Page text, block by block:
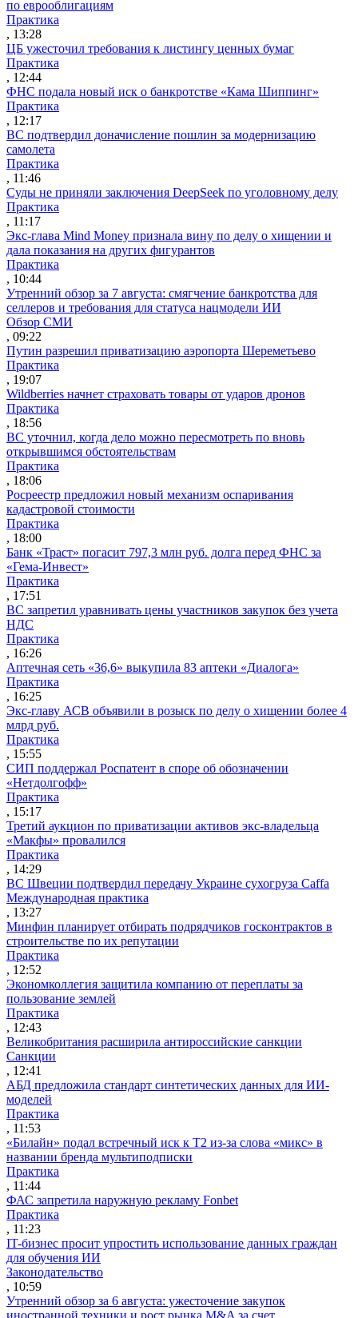
по еврооблигациям
Практика
, 13:28
ЦБ ужесточил требования к листингу ценных бумаг
Практика
, 12:44
ФНС подала новый иск о банкротстве «Кама Шиппинг»
Практика
, 12:17
ВС подтвердил доначисление пошлин за модернизацию
самолета
Практика
, 11:46
Суды не приняли заключения DeepSeek по уголовному делу
Практика
, 11:17
Экс-глава Mind Money признала вину по делу о хищении и
дала показания на других фигурантов
Практика
, 10:44
Утренний обзор за 7 августа: смягчение банкротства для
селлеров и требования для статуса нацмодели ИИ
Обзор СМИ
, 09:22
Путин разрешил приватизацию аэропорта Шереметьево
Практика
, 19:07
Wildberries начнет страховать товары от ударов дронов
Практика
, 18:56
ВС уточнил, когда дело можно пересмотреть по вновь
открывшимся обстоятельствам
Практика
, 18:06
Росреестр предложил новый механизм оспаривания
кадастровой стоимости
Практика
, 18:00
Банк «Траст» погасит 797,3 млн руб. долга перед ФНС за
«Гема-Инвест»
Практика
, 17:51
ВС запретил уравнивать цены участников закупок без учета
НДС
Практика
, 16:26
Аптечная сеть «36,6» выкупила 83 аптеки «Диалога»
Практика
, 16:25
Экс-главу АСВ объявили в розыск по делу о хищении более 4
млрд руб.
Практика
, 15:55
СИП поддержал Роспатент в споре об обозначении
«Нетдолгофф»
Практика
, 15:17
Третий аукцион по приватизации активов экс-владельца
«Макфы» провалился
Практика
, 14:29
ВС Швеции подтвердил передачу Украине сухогруза Caffa
Международная практика
, 13:27
Минфин планирует отбирать подрядчиков госконтрактов в
строительстве по их репутации
Практика
, 12:52
Экономколлегия защитила компанию от переплаты за
пользование землей
Практика
, 12:43
Великобритания расширила антироссийские санкции
Санкции
, 12:41
АБД предложила стандарт синтетических данных для ИИ-
моделей
Практика
, 11:53
«Билайн» подал встречный иск к Т2 из-за слова «микс» в
названии бренда мультиподписки
Практика
, 11:44
ФАС запретила наружную рекламу Fonbet
Практика
, 11:23
IT-бизнес просит упростить использование данных граждан
для обучения ИИ
Законодательство
, 10:59
Утренний обзор за 6 августа: ужесточение закупок
иностранной техники и рост рынка M&A за счет